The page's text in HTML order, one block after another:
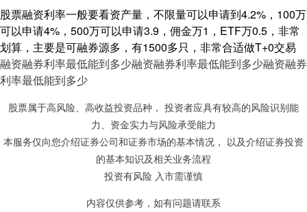
股票融资利率一般要看资产量，不限量可以申请到4.2%，100万
可以申请4%，500万可以申请3.9，佣金万1，ETF万0.5，非常
划算，主要是可融券源多，有1500多只，非常合适做T+0交易
融资融券利率最低能到多少融资融券利率最低能到多少融资融券
利率最低能到多少
股票属于高风险、高收益投资品种， 投资者应具有较高的风险识别能
力、资金实力与风险承受能力
本服务仅向您介绍证券公司和证券市场的基本情况， 以及介绍证券投资
的基本知识及相关业务流程
投资有风险 入市需谨慎
内容仅供参考，如有问题请联系